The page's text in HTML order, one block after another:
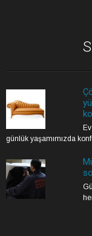
günlük yaşamımızda